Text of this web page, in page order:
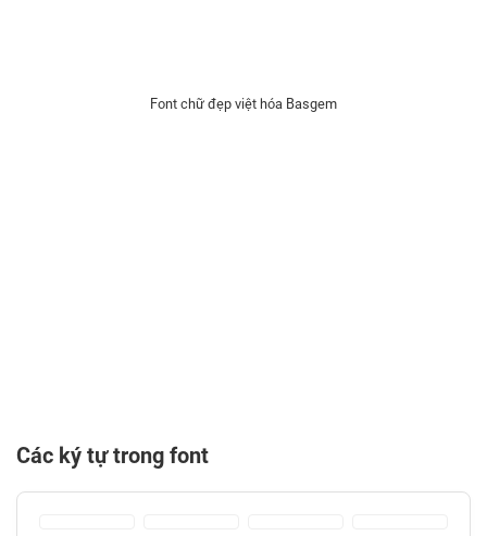
Font chữ đẹp việt hóa Basgem
Các ký tự trong font